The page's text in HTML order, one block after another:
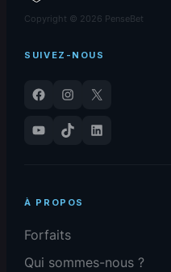
Copyright © 2026 PenseBet
SUIVEZ-NOUS
Facebook Instagram
X
YouTube
TikTok LinkedIn
À PROPOS
Forfaits
Qui sommes-nous ?